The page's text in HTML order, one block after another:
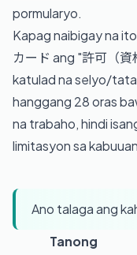
pormularyo.
Kapag naibigay na
カード ang "許可（
katulad na selyo/
hanggang 28 oras
na trabaho, hindi
limitasyon sa
Ano talaga ang
Tanong